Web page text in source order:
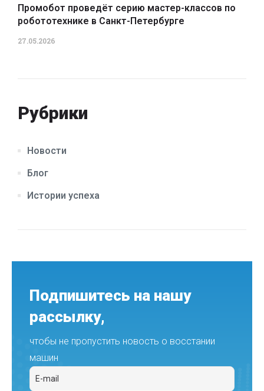
Промобот проведёт серию мастер-классов по
робототехнике в Санкт-Петербурге
27.05.2026
Рубрики
Новости
Блог
Истории успеха
Подпишитесь на нашу
рассылку,
чтобы не пропустить новость о восстании
машин